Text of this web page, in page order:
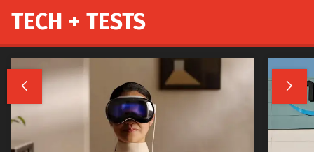
TECH + TESTS
 